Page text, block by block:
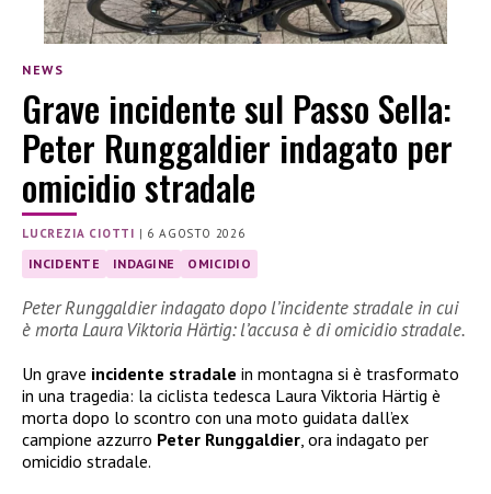
NEWS
Grave incidente sul Passo Sella:
Peter Runggaldier indagato per
omicidio stradale
LUCREZIA CIOTTI | 6 AGOSTO 2026
INCIDENTE INDAGINE OMICIDIO
Peter Runggaldier indagato dopo l’incidente stradale in cui
è morta Laura Viktoria Härtig: l’accusa è di omicidio stradale.
Un grave incidente stradale in montagna si è trasformato
in una tragedia: la ciclista tedesca Laura Viktoria Härtig è
morta dopo lo scontro con una moto guidata dall’ex
campione azzurro Peter Runggaldier , ora indagato per
omicidio stradale.